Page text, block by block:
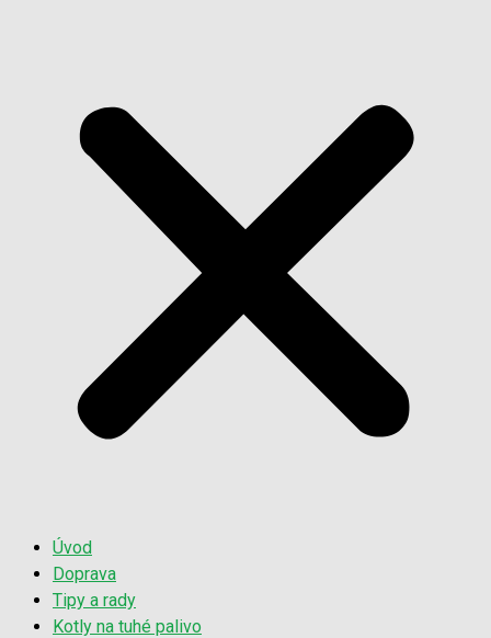
Úvod
Doprava
Tipy a rady
Kotly na tuhé palivo